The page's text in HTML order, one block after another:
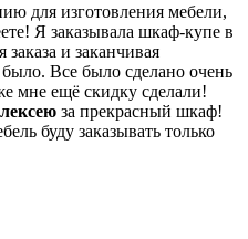
для изготовления мебели,
Я заказывала шкаф-купе в
и заканчивая
Все было сделано очень
мне ещё скидку сделали!
за прекрасный шкаф!
буду заказывать только